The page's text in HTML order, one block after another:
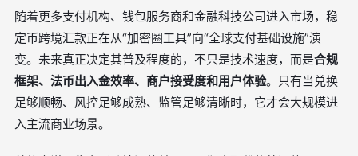
随着更多支付机构、钱包服务商和金融科技公司进入市场，稳
定币跨境汇款正在从“加密圈工具”向“全球支付基础设施”演
变。未来真正决定其普及程度的，不只是技术速度，而是合规
框架、法币出入金效率、商户接受度和用户体验。只有当兑换
足够顺畅、风控足够成熟、监管足够清晰时，它才会大规模进
入主流商业场景。